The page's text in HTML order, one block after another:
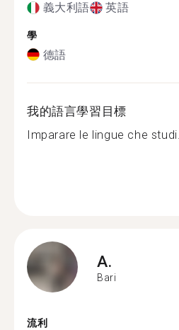
義大利語 英語
學
德語
我的語言學習目標
Imparare le lingue che
A.
Bari
流利